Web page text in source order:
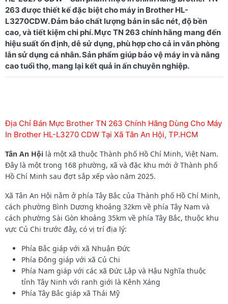
263 được thiết kế đặc biệt cho máy in Brother HL-
L3270CDW. Đảm bảo chất lượng bản in sắc nét, độ bền
cao, và tiết kiệm chi phí. Mực TN 263 chính hãng mang đến
hiệu suất ổn định, dễ sử dụng, phù hợp cho cả in văn phòng
lẫn sử dụng cá nhân. Sản phẩm giúp bảo vệ máy in và nâng
Địa Chỉ Bán Mực Brother TN 263 Chính Hãng Dùng Cho Máy
In Brother HL-L3270 CDW Tại Xã Tân An Hội, TP.HCM
Tân An Hội là một xã thuộc Thành phố Hồ Chí Minh, Việt Nam.
Đây là một trong 168 phường, xã và đặc khu mới ở Thành phố
Hồ Chí Minh sau đợt sắp xếp vào năm 2025.
Xã Tân An Hội nằm ở phía Tây Bắc của Thành phố Hồ Chí Minh,
cách phường Bình Dương khoảng 32km về phía Tây Nam và
cách phường Sài Gòn khoảng 35km về phía Tây Bắc, thuộc khu
vực Củ Chi trước đây, có vị trí địa lý:
Phía Bắc giáp với xã Nhuận Đức
Phía Đông giáp với xã Củ Chi
Phía Nam giáp với các xã Đức Lập và Hậu Nghĩa thuộc
tỉnh Tây Ninh với ranh giới là Kênh Xáng
Phía Tây Bắc giáp xã Thái Mỹ